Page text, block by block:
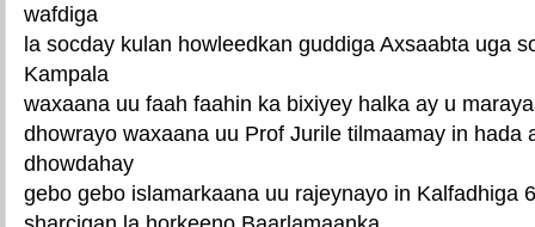
wafdiga
la socday kulan howleedkan guddiga Axsaabta uga
Kampala
waxaana uu faah faahin ka bixiyey halka ay u
dhowrayo waxaana uu Prof Jurile tilmaamay in hada
dhowdahay
gebo gebo islamarkaana uu rajeynayo in Kalfadhiga